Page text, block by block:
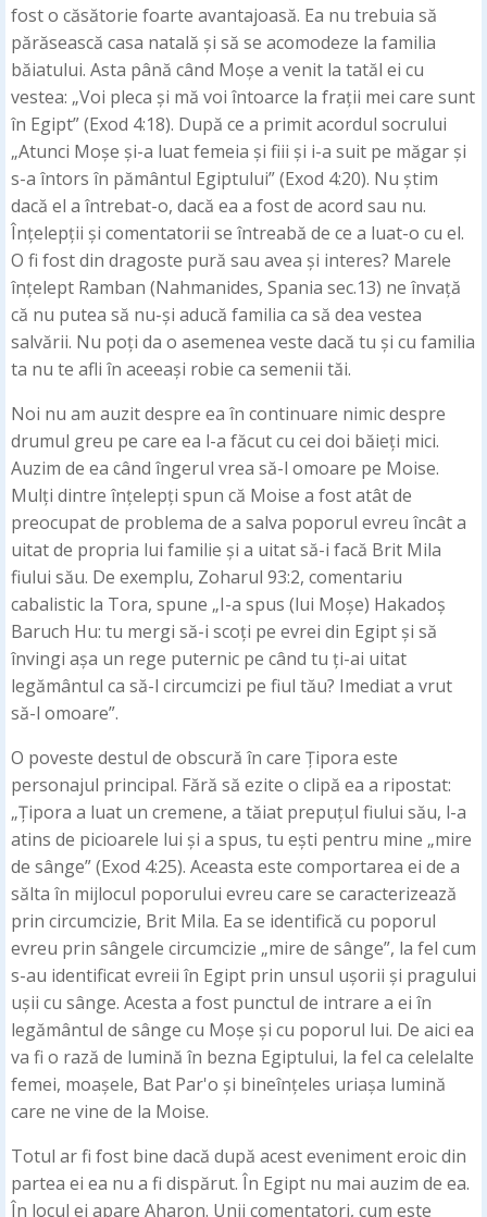
fost o căsătorie foarte avantajoasă. Ea nu trebuia să
părăsească casa natală și să se acomodeze la familia
băiatului. Asta până când Moșe a venit la tatăl ei cu
vestea: „Voi pleca și mă voi întoarce la frații mei care sunt
în Egipt” (Exod 4:18). După ce a primit acordul socrului
„Atunci Moșe și-a luat femeia și fiii și i-a suit pe măgar și
s-a întors în pământul Egiptului” (Exod 4:20). Nu știm
dacă el a întrebat-o, dacă ea a fost de acord sau nu.
Înțelepții și comentatorii se întreabă de ce a luat-o cu el.
O fi fost din dragoste pură sau avea și interes? Marele
înțelept Ramban (Nahmanides, Spania sec.13) ne învață
că nu putea să nu-și aducă familia ca să dea vestea
salvării. Nu poți da o asemenea veste dacă tu și cu familia
ta nu te afli în aceeași robie ca semenii tăi.
Noi nu am auzit despre ea în continuare nimic despre
drumul greu pe care ea l-a făcut cu cei doi băieți mici.
Auzim de ea când îngerul vrea să-l omoare pe Moise.
Mulți dintre înțelepți spun că Moise a fost atât de
preocupat de problema de a salva poporul evreu încât a
uitat de propria lui familie și a uitat să-i facă Brit Mila
fiului său. De exemplu, Zoharul 93:2, comentariu
cabalistic la Tora, spune „I-a spus (lui Moșe) Hakadoș
Baruch Hu: tu mergi să-i scoți pe evrei din Egipt și să
învingi așa un rege puternic pe când tu ți-ai uitat
legământul ca să-l circumcizi pe fiul tău? Imediat a vrut
să-l omoare”.
O poveste destul de obscură în care Țipora este
personajul principal. Fără să ezite o clipă ea a ripostat:
„Țipora a luat un cremene, a tăiat prepuțul fiului său, l-a
atins de picioarele lui și a spus, tu ești pentru mine „mire
de sânge” (Exod 4:25). Aceasta este comportarea ei de a
sălta în mijlocul poporului evreu care se caracterizează
prin circumcizie, Brit Mila. Ea se identifică cu poporul
evreu prin sângele circumcizie „mire de sânge”, la fel cum
s-au identificat evreii în Egipt prin unsul ușorii și pragului
ușii cu sânge. Acesta a fost punctul de intrare a ei în
legământul de sânge cu Moșe și cu poporul lui. De aici ea
va fi o rază de lumină în bezna Egiptului, la fel ca celelalte
femei, moașele, Bat Par'o și bineînțeles uriașa lumină
care ne vine de la Moise.
Totul ar fi fost bine dacă după acest eveniment eroic din
partea ei ea nu a fi dispărut. În Egipt nu mai auzim de ea.
În locul ei apare Aharon. Unii comentatori, cum este